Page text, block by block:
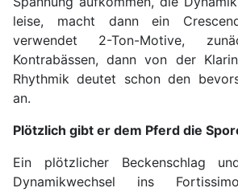
leise, macht dann ein
verwendet 2-Ton-Motive,
Kontrabässen, dann von der
Rhythmik deutet schon den
an.
Plötzlich gibt er dem Pferd die
Ein plötzlicher Beckenschlag
Dynamikwechsel ins